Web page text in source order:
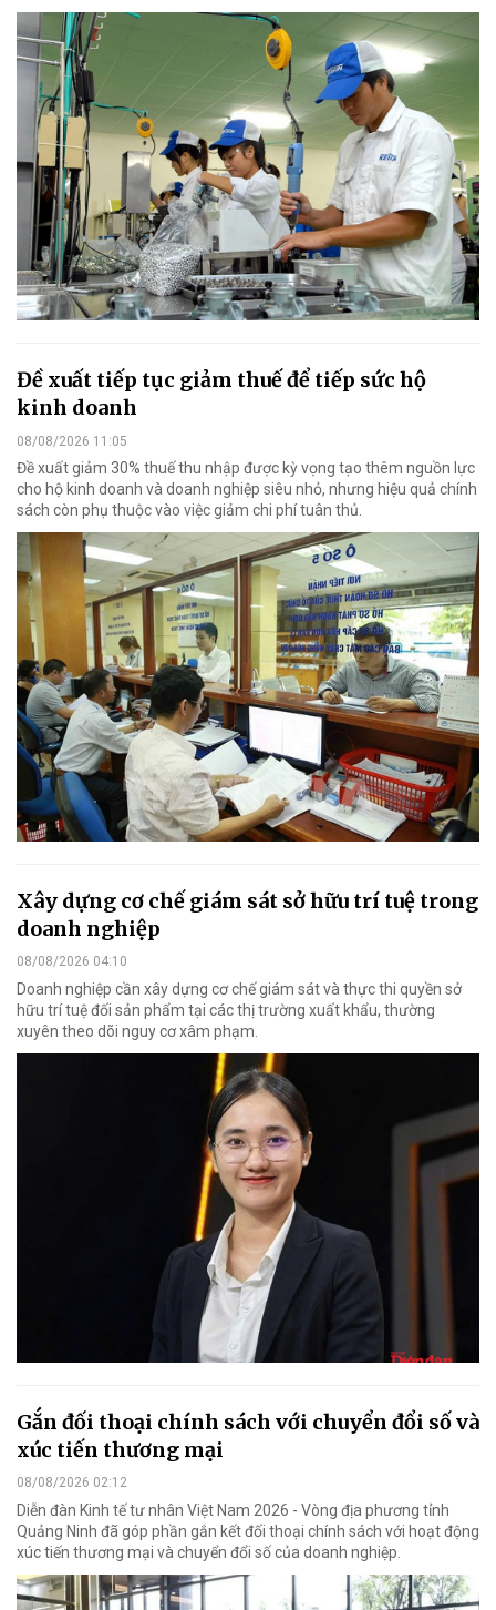
Đề xuất tiếp tục giảm thuế để tiếp sức hộ
kinh doanh
08/08/2026 11:05
Đề xuất giảm 30% thuế thu nhập được kỳ vọng tạo thêm nguồn lực
cho hộ kinh doanh và doanh nghiệp siêu nhỏ, nhưng hiệu quả chính
sách còn phụ thuộc vào việc giảm chi phí tuân thủ.
Xây dựng cơ chế giám sát sở hữu trí tuệ trong
doanh nghiệp
08/08/2026 04:10
Doanh nghiệp cần xây dựng cơ chế giám sát và thực thi quyền sở
hữu trí tuệ đối sản phẩm tại các thị trường xuất khẩu, thường
xuyên theo dõi nguy cơ xâm phạm.
Gắn đối thoại chính sách với chuyển đổi số và
xúc tiến thương mại
08/08/2026 02:12
Diễn đàn Kinh tế tư nhân Việt Nam 2026 - Vòng địa phương tỉnh
Quảng Ninh đã góp phần gắn kết đối thoại chính sách với hoạt động
xúc tiến thương mại và chuyển đổi số của doanh nghiệp.